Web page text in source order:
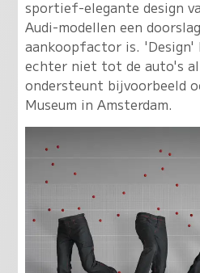
sportief-elegante design
Audi-modellen een
aankoopfactor is.
echter niet tot de auto's
ondersteunt bijvoorbeeld
Museum in Amsterdam.